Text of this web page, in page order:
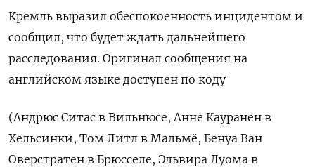
Кремль выразил обеспокоенность инцидентом и
сообщил, что будет ждать дальнейшего
расследования. Оригинал сообщения на
английском языке доступен по коду
(Андрюс Ситас в Вильнюсе, Анне Кауранен в
Хельсинки, Том Литл в Мальмё, Бенуа Ван
Оверстратен в Брюсселе, Эльвира Луома в